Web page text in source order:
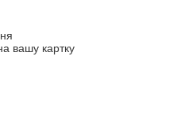
вашу картку